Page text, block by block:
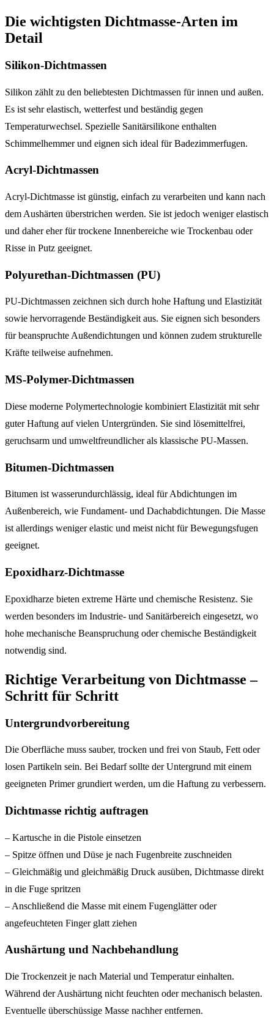
Die wichtigsten Dichtmasse-Arten im
Detail
Silikon-Dichtmassen
Silikon zählt zu den beliebtesten Dichtmassen für innen und außen.
Es ist sehr elastisch, wetterfest und beständig gegen
Temperaturwechsel. Spezielle Sanitärsilikone enthalten
Schimmelhemmer und eignen sich ideal für Badezimmerfugen.
Acryl-Dichtmassen
Acryl-Dichtmasse ist günstig, einfach zu verarbeiten und kann nach
dem Aushärten überstrichen werden. Sie ist jedoch weniger elastisch
und daher eher für trockene Innenbereiche wie Trockenbau oder
Risse in Putz geeignet.
Polyurethan-Dichtmassen (PU)
PU-Dichtmassen zeichnen sich durch hohe Haftung und Elastizität
sowie hervorragende Beständigkeit aus. Sie eignen sich besonders
für beanspruchte Außendichtungen und können zudem strukturelle
Kräfte teilweise aufnehmen.
MS-Polymer-Dichtmassen
Diese moderne Polymertechnologie kombiniert Elastizität mit sehr
guter Haftung auf vielen Untergründen. Sie sind lösemittelfrei,
geruchsarm und umweltfreundlicher als klassische PU-Massen.
Bitumen-Dichtmassen
Bitumen ist wasserundurchlässig, ideal für Abdichtungen im
Außenbereich, wie Fundament- und Dachabdichtungen. Die Masse
ist allerdings weniger elastic und meist nicht für Bewegungsfugen
geeignet.
Epoxidharz-Dichtmasse
Epoxidharze bieten extreme Härte und chemische Resistenz. Sie
werden besonders im Industrie- und Sanitärbereich eingesetzt, wo
hohe mechanische Beanspruchung oder chemische Beständigkeit
notwendig sind.
Richtige Verarbeitung von Dichtmasse –
Schritt für Schritt
Untergrundvorbereitung
Die Oberfläche muss sauber, trocken und frei von Staub, Fett oder
losen Partikeln sein. Bei Bedarf sollte der Untergrund mit einem
geeigneten Primer grundiert werden, um die Haftung zu verbessern.
Dichtmasse richtig auftragen
– Kartusche in die Pistole einsetzen
– Spitze öffnen und Düse je nach Fugenbreite zuschneiden
– Gleichmäßig und gleichmäßig Druck ausüben, Dichtmasse direkt
in die Fuge spritzen
– Anschließend die Masse mit einem Fugenglätter oder
angefeuchteten Finger glatt ziehen
Aushärtung und Nachbehandlung
Die Trockenzeit je nach Material und Temperatur einhalten.
Während der Aushärtung nicht feuchten oder mechanisch belasten.
Eventuelle überschüssige Masse nachher entfernen.